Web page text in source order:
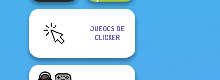
Prison Escape
Online
JUEGOS DE
CLICKER